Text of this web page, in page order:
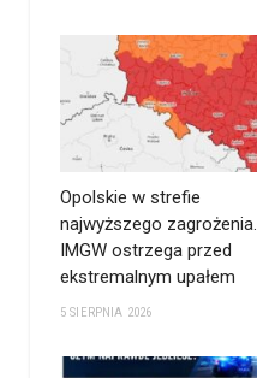
Opolskie w strefie
najwyższego zagrożenia.
IMGW ostrzega przed
ekstremalnym upałem
5 SIERPNIA 2026